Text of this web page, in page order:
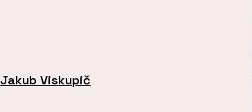
Jakub Viskupič